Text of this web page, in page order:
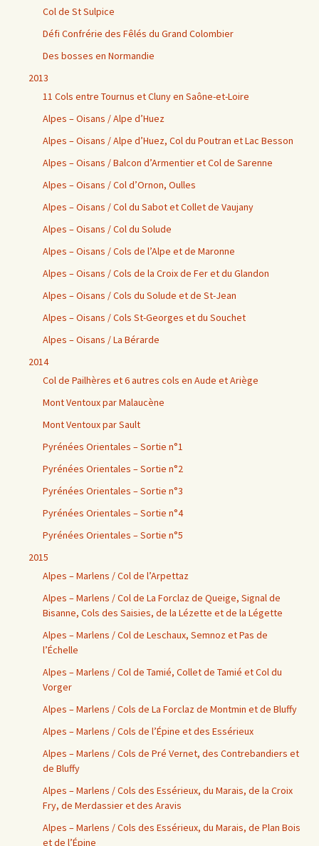
Col de St Sulpice
Défi Confrérie des Fêlés du Grand Colombier
Des bosses en Normandie
2013
11 Cols entre Tournus et Cluny en Saône-et-Loire
Alpes – Oisans / Alpe d’Huez
Alpes – Oisans / Alpe d’Huez, Col du Poutran et Lac Besson
Alpes – Oisans / Balcon d’Armentier et Col de Sarenne
Alpes – Oisans / Col d’Ornon, Oulles
Alpes – Oisans / Col du Sabot et Collet de Vaujany
Alpes – Oisans / Col du Solude
Alpes – Oisans / Cols de l’Alpe et de Maronne
Alpes – Oisans / Cols de la Croix de Fer et du Glandon
Alpes – Oisans / Cols du Solude et de St-Jean
Alpes – Oisans / Cols St-Georges et du Souchet
Alpes – Oisans / La Bérarde
2014
Col de Pailhères et 6 autres cols en Aude et Ariège
Mont Ventoux par Malaucène
Mont Ventoux par Sault
Pyrénées Orientales – Sortie n°1
Pyrénées Orientales – Sortie n°2
Pyrénées Orientales – Sortie n°3
Pyrénées Orientales – Sortie n°4
Pyrénées Orientales – Sortie n°5
2015
Alpes – Marlens / Col de l’Arpettaz
Alpes – Marlens / Col de La Forclaz de Queige, Signal de
Bisanne, Cols des Saisies, de la Lézette et de la Légette
Alpes – Marlens / Col de Leschaux, Semnoz et Pas de
l’Échelle
Alpes – Marlens / Col de Tamié, Collet de Tamié et Col du
Vorger
Alpes – Marlens / Cols de La Forclaz de Montmin et de Bluffy
Alpes – Marlens / Cols de l’Épine et des Essérieux
Alpes – Marlens / Cols de Pré Vernet, des Contrebandiers et
de Bluffy
Alpes – Marlens / Cols des Essérieux, du Marais, de la Croix
Fry, de Merdassier et des Aravis
Alpes – Marlens / Cols des Essérieux, du Marais, de Plan Bois
et de l’Épine